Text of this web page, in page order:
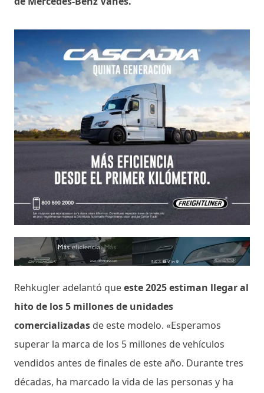
Rehkugler adelantó queeste 2025 estiman llegar al
hito de los 5 millones de unidades
comercializadas de este modelo. «Esperamos
superar la marca de los 5 millones de vehículos
vendidos antes de finales de este año. Durante tres
décadas, ha marcado la vida de las personas y ha